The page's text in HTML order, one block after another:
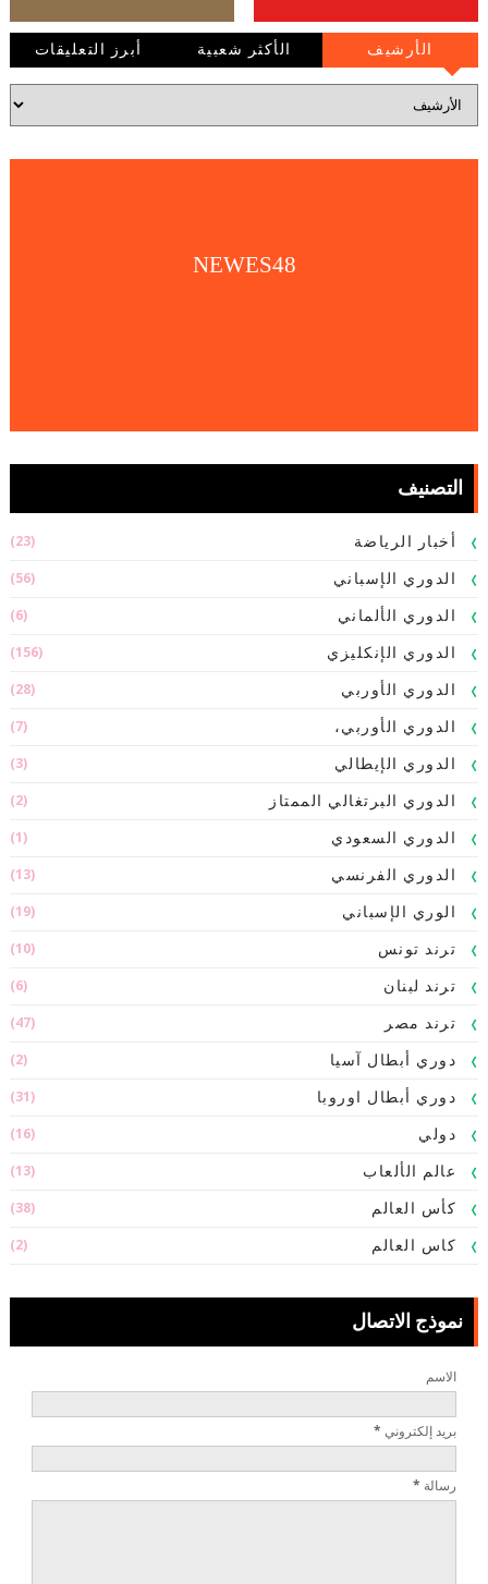
الأرشيف الأكثر شعبية أبرز التعليقات
NEWES48
التصنيف
أخبار الرياضة (23)
الدوري الإسباني (56)
الدوري الألماني (6)
الدوري الإنكليزي (156)
الدوري الأوربي (28)
الدوري الأوربي، (7)
الدوري الإيطالي (3)
الدوري البرتغالي الممتاز (2)
الدوري السعودي (1)
الدوري الفرنسي (13)
الوري الإسباني (19)
ترند تونس (10)
ترند لبنان (6)
ترند مصر (47)
دوري أبطال آسيا (2)
دوري أبطال اوروبا (31)
دولي (16)
عالم الألعاب (13)
كأس العالم (38)
كاس العالم (2)
نموذج الاتصال
الاسم
بريد إلكتروني *
رسالة *